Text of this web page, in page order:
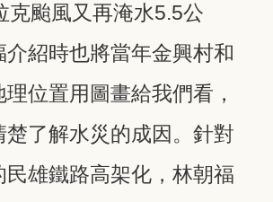
克颱風又再淹水5.5公
介紹時也將當年金興村和
位置用圖畫給我們看，
楚了解水災的成因。針對
民雄鐵路高架化，林朝福